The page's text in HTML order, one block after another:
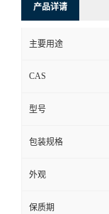
产品详请
主要用途
CAS
型号
包装规格
外观
保质期